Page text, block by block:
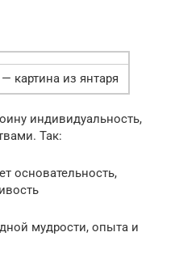
картина из янтаря
индивидуальность,
Так:
основательность,
мудрости, опыта и